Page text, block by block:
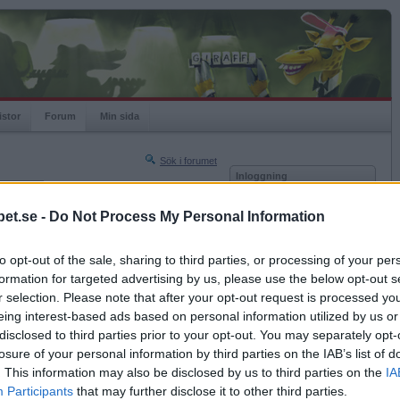
- Do Not Process My Personal Information
opt-out of the sale, sharing to third parties, or processing of your
for targeted advertising by us, please use the below opt-out
selection. Please note that after your opt-out request is processed
interest-based ads based on personal information utilized by us
to third parties prior to your opt-out. You may separately
of your personal information by third parties on the IAB’s list of
This information may also be disclosed by us to third parties on the
Participants that may further disclose it to other third parties.
Forum Min sida
Sök i forumet
Nästa sida »
2017-08-28 21:10
Inloggning
Kom ihåg mig
Glömt ditt lösenord?
Få ny aktiveringslänk
Betapet är gratis!